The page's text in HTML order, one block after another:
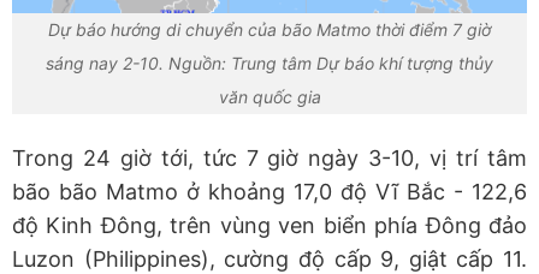
Dự báo hướng di chuyển của bão Matmo thời điểm 7 giờ
sáng nay 2-10. Nguồn: Trung tâm Dự báo khí tượng thủy
văn quốc gia
Trong 24 giờ tới, tức 7 giờ ngày 3-10, vị trí tâm
bão bão Matmo ở khoảng 17,0 độ Vĩ Bắc - 122,6
độ Kinh Đông, trên vùng ven biển phía Đông đảo
Luzon (Philippines), cường độ cấp 9, giật cấp 11.